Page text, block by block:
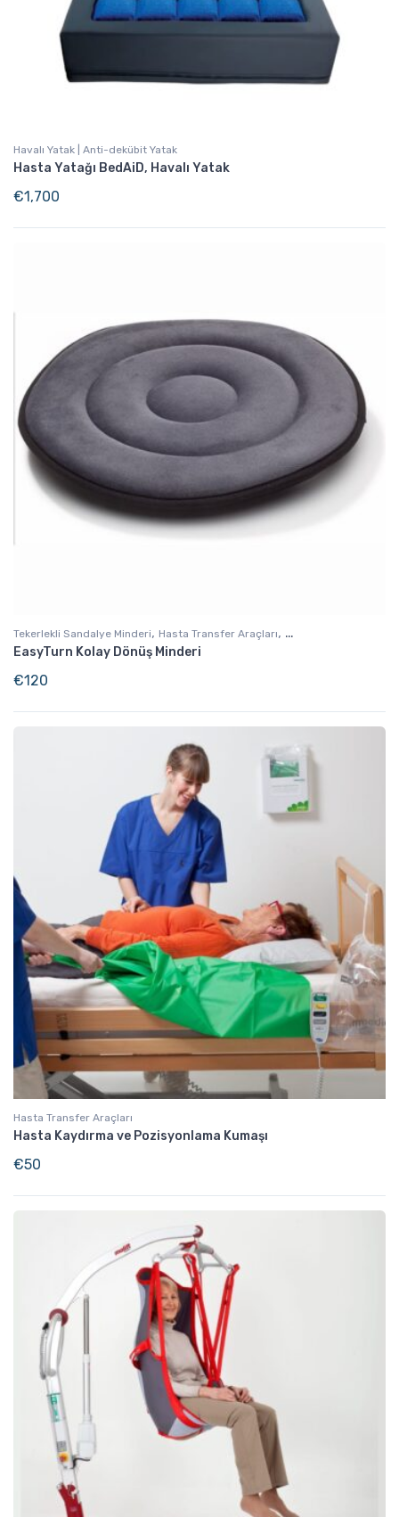
Havalı Yatak | Anti-dekübit Yatak
Hasta Yatağı BedAiD, Havalı Yatak
€1,700
Tekerlekli Sandalye Minderi, Hasta Transfer Araçları,
Günlük Yaşam Destek
EasyTurn Kolay Dönüş Minderi
€120
Hasta Transfer Araçları
Hasta Kaydırma ve Pozisyonlama Kumaşı
€50